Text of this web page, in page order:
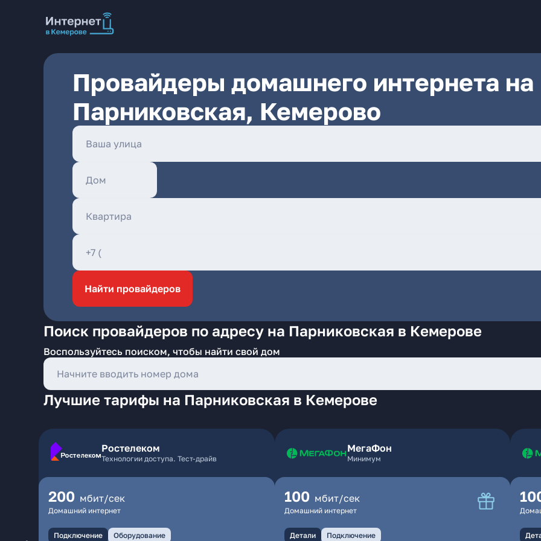
Провайдеры домашнего интернета на
Парниковская, Кемерово
Найти провайдеров
Поиск провайдеров по адресу на Парниковская в Кемерове
Воспользуйтесь поиском, чтобы найти свой дом
Лучшие тарифы на Парниковская в Кемерове
Ростелеком
Технологии доступа. Тест-драйв
200 мбит/сек
Домашний интернет
Подключение Оборудование
МегаФон
Минимум
100 мбит/сек
Домашний интернет
Детали Подключение